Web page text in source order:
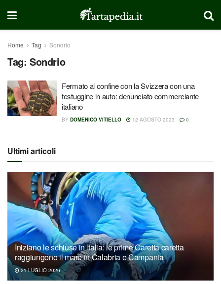
Home Tag Sondrio
Tag: Sondrio
Fermato al confine con la Svizzera con una
testuggine in auto: denunciato commerciante
italiano
BY DOMENICO VITIELLO 12 AGOSTO 2023 0
Ultimi articoli
Iniziano le schiuse in Italia: le prime Caretta caretta
raggiungono il mare in Calabria e Campania
21 LUGLIO 2026